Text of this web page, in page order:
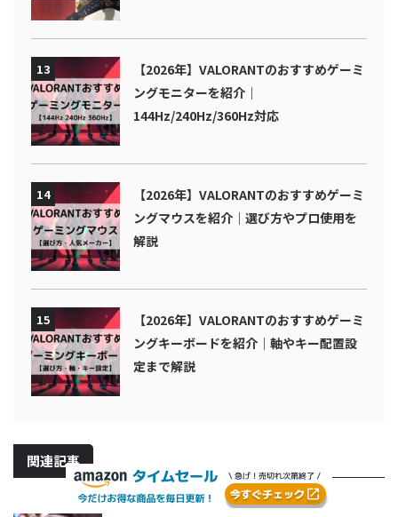
13
【2026年】VALORANTのおすすめゲーミ
ングモニターを紹介｜
144Hz/240Hz/360Hz対応
14
【2026年】VALORANTのおすすめゲーミ
ングマウスを紹介｜選び方やプロ使用を
解説
15
【2026年】VALORANTのおすすめゲーミ
ングキーボードを紹介｜軸やキー配置設
定まで解説
関連記事